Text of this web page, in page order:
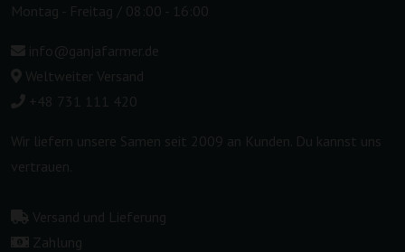
Montag - Freitag / 08:00 - 16:00
info@ganjafarmer.de
Weltweiter Versand
+48 731 111 420
Wir liefern unsere Samen seit 2009 an Kunden. Du kannst uns
vertrauen.
Versand und Lieferung
Zahlung